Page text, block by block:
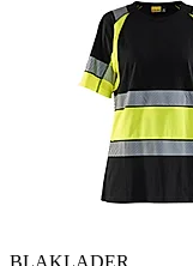
BLAKLADER